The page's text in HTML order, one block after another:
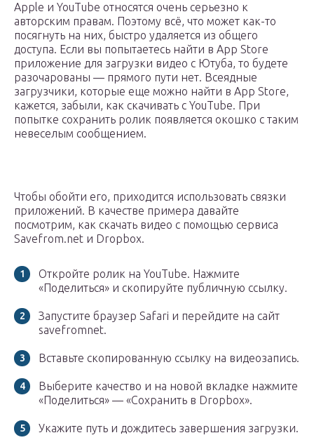
Apple и YouTube относятся очень серьезно к
авторским правам. Поэтому всё, что может как-то
посягнуть на них, быстро удаляется из общего
доступа. Если вы попытаетесь найти в App Store
приложение для загрузки видео с Ютуба, то будете
разочарованы — прямого пути нет. Всеядные
загрузчики, которые еще можно найти в App Store,
кажется, забыли, как скачивать с YouTube. При
попытке сохранить ролик появляется окошко с таким
невеселым сообщением.
Чтобы обойти его, приходится использовать связки
приложений. В качестве примера давайте
посмотрим, как скачать видео с помощью сервиса
Savefrom.net и Dropbox.
Откройте ролик на YouTube. Нажмите
«Поделиться» и скопируйте публичную ссылку.
Запустите браузер Safari и перейдите на сайт
savefromnet.
Вставьте скопированную ссылку на видеозапись.
Выберите качество и на новой вкладке нажмите
«Поделиться» — «Сохранить в Dropbox».
Укажите путь и дождитесь завершения загрузки.